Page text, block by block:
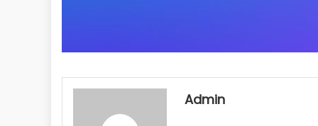
Admin